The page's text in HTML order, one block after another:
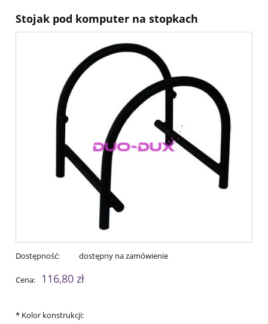
Stojak pod komputer na stopkach
Dostępność: dostępny na zamówienie
Cena: 116,80 zł
* Kolor konstrukcji: